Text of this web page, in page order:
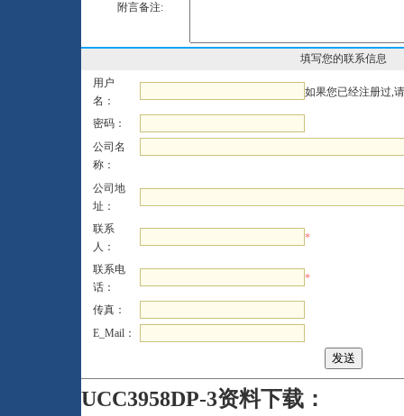
附言备注:
填写您的联系信息
用户
名：
如果您已经注册过,
密码：
公司名
称：
公司地
址：
联系
人：
*
联系电
话：
*
传真：
E_Mail：
UCC3958DP-3资料下载：